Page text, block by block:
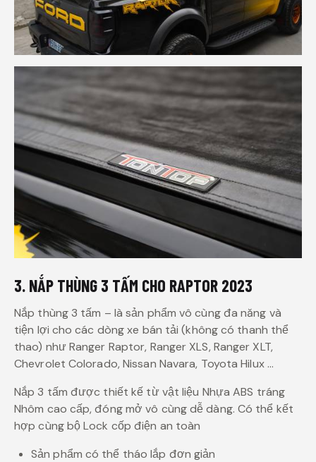
3. NẮP THÙNG 3 TẤM CHO RAPTOR 2023
Nắp thùng 3 tấm – là sản phẩm vô cùng đa năng và
tiện lợi cho các dòng xe bán tải (không có thanh thể
thao) như Ranger Raptor, Ranger XLS, Ranger XLT,
Chevrolet Colorado, Nissan Navara, Toyota Hilux …
Nắp 3 tấm được thiết kế từ vật liệu Nhựa ABS tráng
Nhôm cao cấp, đóng mở vô cùng dễ dàng. Có thể kết
hợp cùng bộ Lock cốp điện an toàn
Sản phẩm có thể tháo lắp đơn giản